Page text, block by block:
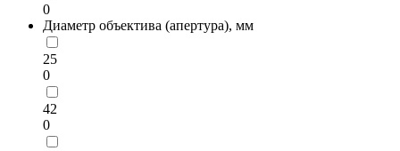
0
Диаметр объектива (апертура), мм
25
0
42
0